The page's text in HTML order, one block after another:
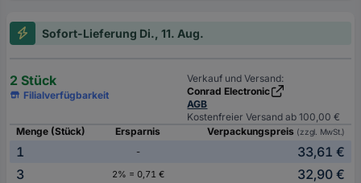
Sofort-Lieferung Di., 11. Aug.
2 Stück
Filialverfügbarkeit
Verkauf und Versand:
Conrad Electronic
AGB
Kostenfreier Versand ab 100,00 €
Menge (Stück)
Ersparnis Verpackungspreis (zzgl. MwSt.)
1 -
33,61 €
3
2% = 0,71 €
32,90 €